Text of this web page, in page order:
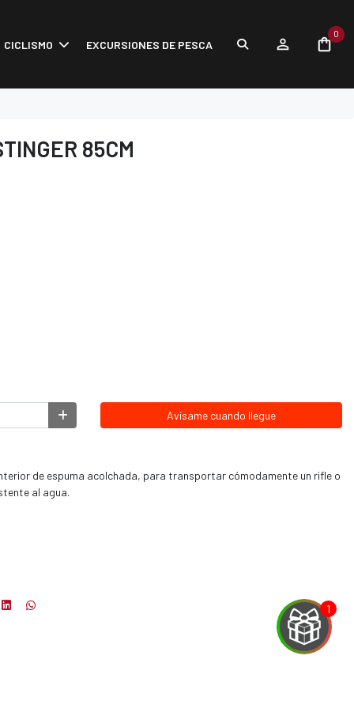
CICLISMO EXCURSIONES DE PESCA
0
85CM
Avísame cuando llegue
de espuma acolchada, para transportar cómodamente un rifle o
al agua.